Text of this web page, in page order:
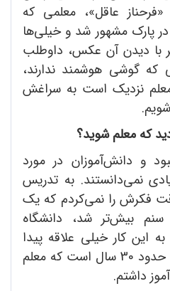
عاقل»، معلمی که
پارک مشهور شد و خیلی‌ها
با دیدن آن عکس، داوطلب
که گوشی هوشمند ندارند،
نزدیک است به سراغش
که معلم شوید؟
و دانش‌آموزان در مورد
نمی‌دانستند. به تدریس
فکرش را نمی‌کردم که یک
بیش‌تر شد، دانشگاه
این کار خیلی علاقه پیدا
کردم. از آن موقع تا الان، حدود 30 سال است که معلم
داشتم.